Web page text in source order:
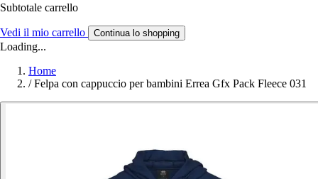
Subtotale carrello
Vedi il mio carrello Continua lo shopping
Loading...
Home
/ Felpa con cappuccio per bambini Errea Gfx Pack Fleece 031